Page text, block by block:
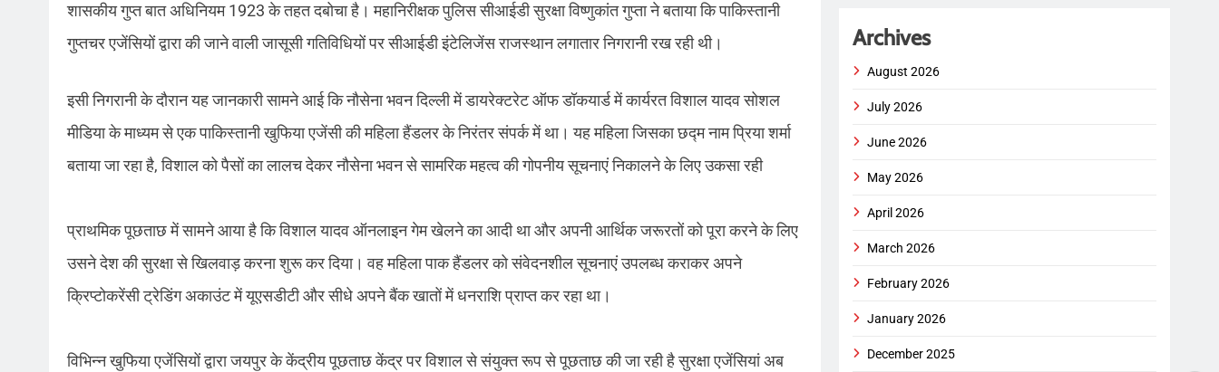
शासकीय गुप्त बात अधिनियम 1923 के तहत दबोचा है। महानिरीक्षक पुलिस सीआईडी सुरक्षा विष्णुकांत गुप्ता ने बताया कि पाकिस्तानी
गुप्तचर एजेंसियों द्वारा की जाने वाली जासूसी गतिविधियों पर सीआईडी इंटेलिजेंस राजस्थान लगातार निगरानी रख रही थी।
इसी निगरानी के दौरान यह जानकारी सामने आई कि नौसेना भवन दिल्ली में डायरेक्टरेट ऑफ डॉकयार्ड में कार्यरत विशाल यादव सोशल
मीडिया के माध्यम से एक पाकिस्तानी खुफिया एजेंसी की महिला हैंडलर के निरंतर संपर्क में था। यह महिला जिसका छद्म नाम प्रिया शर्मा
बताया जा रहा है, विशाल को पैसों का लालच देकर नौसेना भवन से सामरिक महत्व की गोपनीय सूचनाएं निकालने के लिए उकसा रही
प्राथमिक पूछताछ में सामने आया है कि विशाल यादव ऑनलाइन गेम खेलने का आदी था और अपनी आर्थिक जरूरतों को पूरा करने के लिए
उसने देश की सुरक्षा से खिलवाड़ करना शुरू कर दिया। वह महिला पाक हैंडलर को संवेदनशील सूचनाएं उपलब्ध कराकर अपने
क्रिप्टोकरेंसी ट्रेडिंग अकाउंट में यूएसडीटी और सीधे अपने बैंक खातों में धनराशि प्राप्त कर रहा था।
विभिन्न खुफिया एजेंसियों द्वारा जयपुर के केंद्रीय पूछताछ केंद्र पर विशाल से संयुक्त रूप से पूछताछ की जा रही है सुरक्षा एजेंसियां अब
Archives
August 2026
July 2026
June 2026
May 2026
April 2026
March 2026
February 2026
January 2026
December 2025